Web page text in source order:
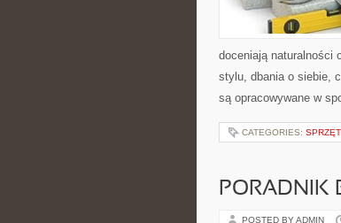
doceniają naturalności
stylu, dbania o siebie,
są opracowywane w
CATEGORIES:
PORADNIK
POSTED BY ADMIN